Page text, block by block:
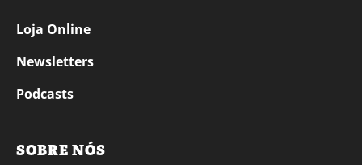
Loja Online
Newsletters
Podcasts
SOBRE NÓS